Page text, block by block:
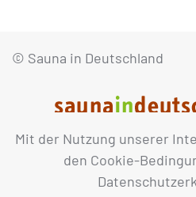
Mit der Nutzung unserer
den Cookie-
© Sauna in Deutschland